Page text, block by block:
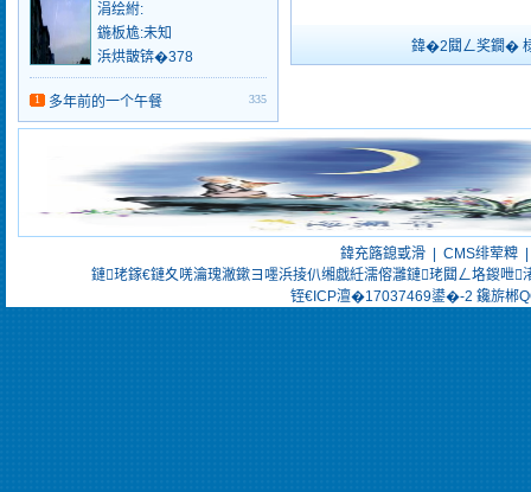
涓绘紨:
鍦板尯:未知
浜烘皵锛�378
1 多年前的一个午餐 335
鍏�2閮ㄥ奖鐗�
鍏充簬鎴戜滑 CMS绯荤粺
鏈珯鎵€鏈夊唴瀹瑰潎鏉ヨ嚜浜掕仈缃戯紝濡傛灉鏈珯閮ㄥ垎鍐呭
铚€ICP澶�17037469鍙�-2 鑱旂郴